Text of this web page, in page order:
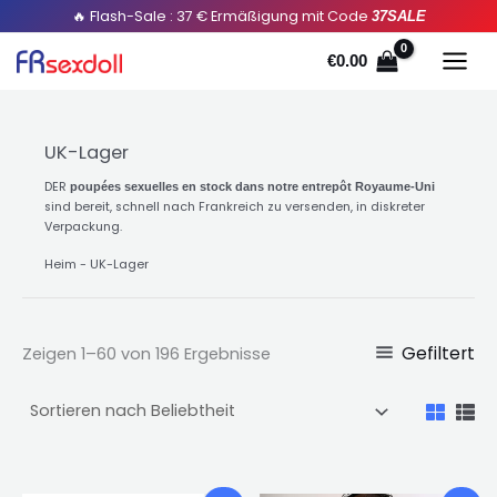
springen
🔥 Flash-Sale : 37 € Ermäßigung mit Code 37SALE
€0.00
UK-Lager
DER poupées sexuelles en stock dans notre entrepôt Royaume-Uni
sind bereit, schnell nach Frankreich zu versenden, in diskreter
Verpackung.
Heim - UK-Lager
Zeigen 1–60 von 196 Ergebnisse
Sortiert
durch
Popularität
Gefiltert